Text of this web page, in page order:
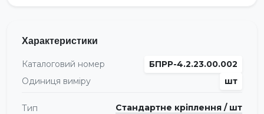
Характеристики
Каталоговий номер
БПРР-4.2.23.00.002
Одиниця виміру
шт
Тип Стандартне кріплення / шт